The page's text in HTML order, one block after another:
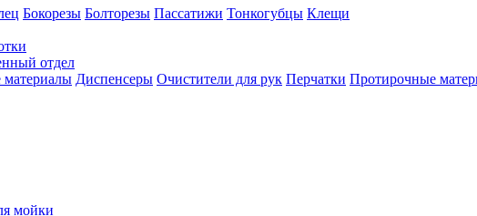
Бокорезы Болторезы Пассатижи Тонкогубцы Клещи
отдел
Диспенсеры Очистители для рук Перчатки Протирочные
мойки